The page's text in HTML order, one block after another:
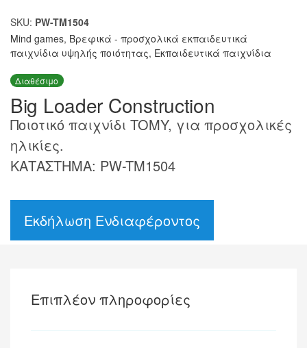
SKU: PW-TM1504
Mind games, Βρεφικά - προσχολικά εκπαιδευτικά
παιχνίδια υψηλής ποιότητας, Εκπαιδευτικά παιχνίδια
Διαθέσιμο
Big Loader Construction
Ποιοτικό παιχνίδι TOMY, για προσχολικές
ηλικίες.
ΚΑΤΑΣΤΗΜΑ: PW-TM1504
Εκδήλωση Ενδιαφέροντος
Επιπλέον πληροφορίες